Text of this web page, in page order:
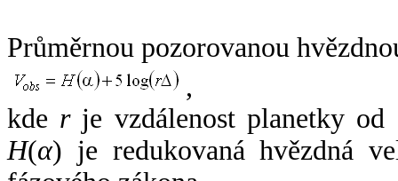
Průměrnou pozorovanou
,
kde rje vzdálenost planetky od
H(α) je redukovaná hvězdná